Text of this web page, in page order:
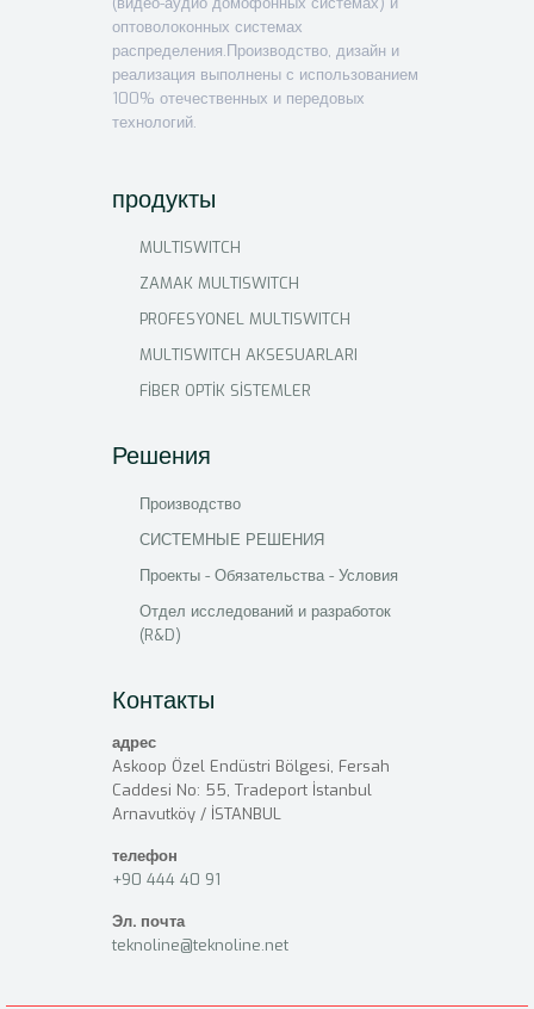
оптоволоконных системах
распределения.Производство, дизайн и
реализация выполнены с использованием
100% отечественных и передовых
технологий.
продукты
MULTISWITCH
ZAMAK MULTISWITCH
PROFESYONEL MULTISWITCH
MULTISWITCH AKSESUARLARI
FİBER OPTİK SİSTEMLER
Решения
Производство
СИСТЕМНЫЕ РЕШЕНИЯ
Проекты - Обязательства - Условия
Отдел исследований и разработок
(R&D)
Контакты
адрес
Askoop Özel Endüstri Bölgesi, Fersah
Caddesi No: 55, Tradeport İstanbul
Arnavutköy / İSTANBUL
телефон
+90 444 40 91
Эл. почта
teknoline@teknoline.net